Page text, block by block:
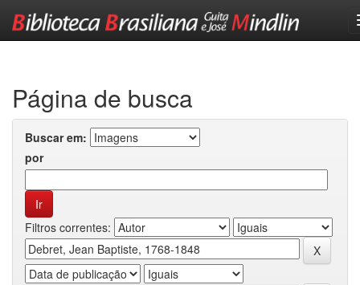
Página de busca
Buscar em:
por
Filtros correntes: